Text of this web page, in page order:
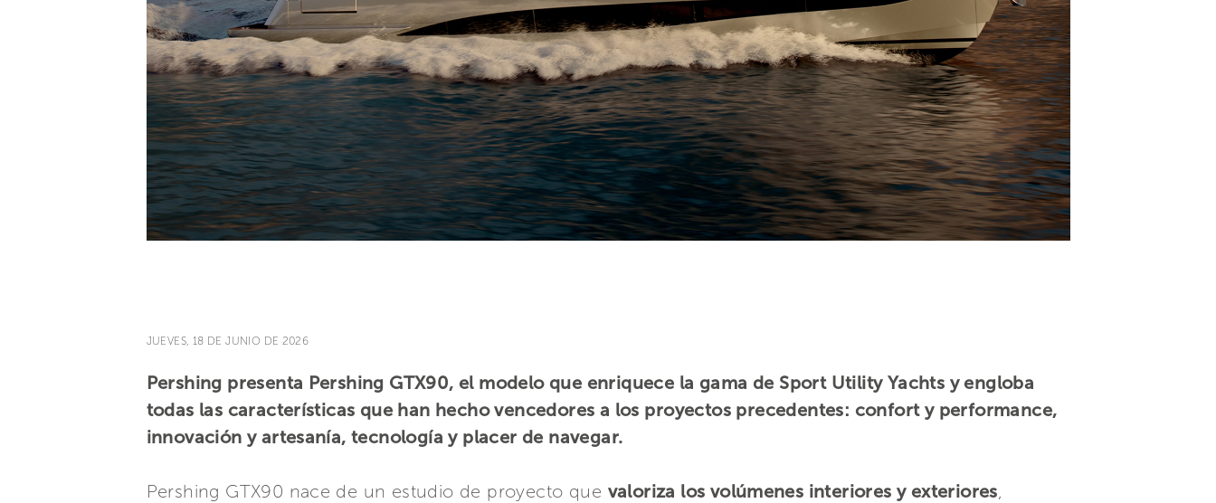
JUEVES, 18 DE JUNIO DE 2026
Pershing presenta Pershing GTX90, el modelo que enriquece la gama de Sport Utility Yachts y engloba
todas las características que han hecho vencedores a los proyectos precedentes: confort y performance,
innovación y artesanía, tecnología y placer de navegar.
Pershing GTX90 nace de un estudio de proyecto que valoriza los volúmenes interiores y exteriores